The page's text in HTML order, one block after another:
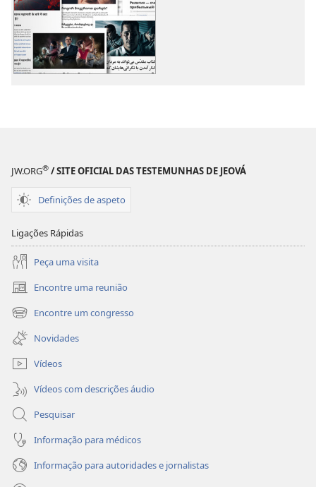
JW.ORG® / SITE OFICIAL DAS TESTEMUNHAS DE JEOVÁ
Definições de aspeto
Ligações Rápidas
Peça uma visita
Encontre uma reunião
(abre
uma
nova
janela)
Encontre um congresso
(abre
uma
nova
janela)
Novidades
Vídeos
Vídeos com descrições áudio
Pesquisar
Informação para médicos
Informação para autoridades e jornalistas